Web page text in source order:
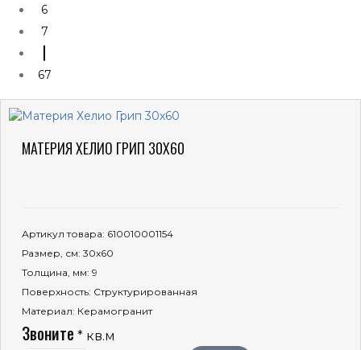
6
7
67
МАТЕРИЯ ХЕЛИО ГРИП 30Х60
Артикул товара: 610010001154
Размер, см: 30x60
Толщина, мм: 9
Поверхность: Структурированная
Материал: Керамогранит
Звоните * кв.м